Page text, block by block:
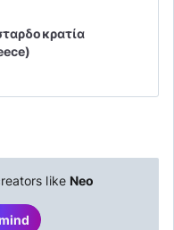
like Neo